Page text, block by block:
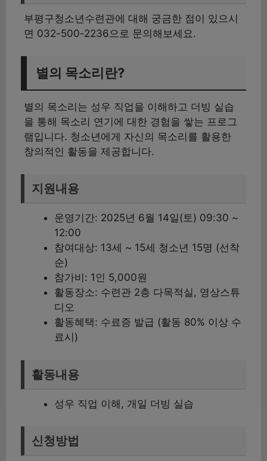
부평구청소년수련관에 대해 궁금한 점이 있으시
면 032-500-2236으로 문의해보세요.
별의 목소리란?
별의 목소리는 성우 직업을 이해하고 더빙 실습
을 통해 목소리 연기에 대한 경험을 쌓는 프로그
램입니다. 청소년에게 자신의 목소리를 활용한
창의적인 활동을 제공합니다.
지원내용
운영기간: 2025년 6월 14일(토) 09:30 ~
12:00
참여대상: 13세 ~ 15세 청소년 15명 (선착
순)
참가비: 1인 5,000원
활동장소: 수련관 2층 다목적실, 영상스튜
디오
활동혜택: 수료증 발급 (활동 80% 이상 수
료시)
활동내용
성우 직업 이해, 개일 더빙 실습
신청방법